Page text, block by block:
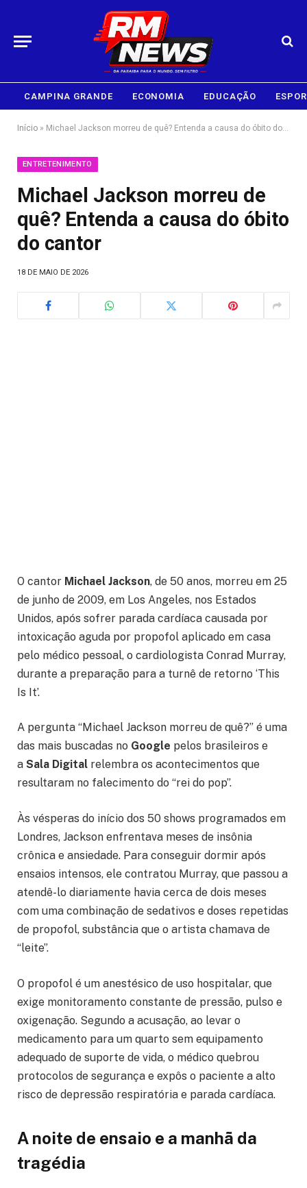
CAMPINA GRANDE ECONOMIA EDUCAÇÃO
Início » Michael Jackson morreu de quê? Entenda a causa do óbito do cantor
ENTRETENIMENTO
Michael Jackson morreu de
quê? Entenda a causa do óbito
do cantor
18 DE MAIO DE 2026
O cantor Michael Jackson, de 50 anos, morreu em 25
de junho de 2009, em Los Angeles, nos Estados
Unidos, após sofrer parada cardíaca causada por
intoxicação aguda por propofol aplicado em casa
pelo médico pessoal, o cardiologista Conrad Murray,
durante a preparação para a turnê de retorno ‘This
Is It’.
A pergunta “Michael Jackson morreu de quê?” é uma
das mais buscadas no Google pelos brasileiros e
a Sala Digital relembra os acontecimentos que
resultaram no falecimento do “rei do pop”.
Às vésperas do início dos 50 shows programados em
Londres, Jackson enfrentava meses de insônia
crônica e ansiedade. Para conseguir dormir após
ensaios intensos, ele contratou Murray, que passou a
atendê-lo diariamente havia cerca de dois meses
com uma combinação de sedativos e doses repetidas
de propofol, substância que o artista chamava de
“leite”.
O propofol é um anestésico de uso hospitalar, que
exige monitoramento constante de pressão, pulso e
oxigenação. Segundo a acusação, ao levar o
medicamento para um quarto sem equipamento
adequado de suporte de vida, o médico quebrou
protocolos de segurança e expôs o paciente a alto
risco de depressão respiratória e parada cardíaca.
A noite de ensaio e a manhã da
tragédia